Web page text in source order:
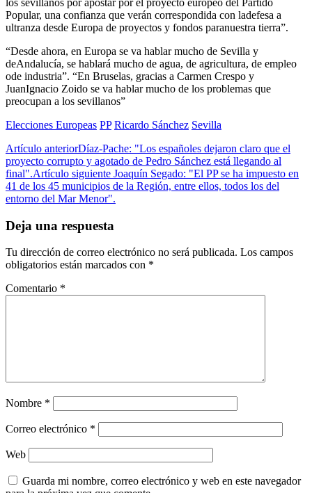
Popular, una confianza que verán correspondida con ladefesa a
ultranza desde Europa de proyectos y fondos paranuestra tierra”.
“Desde ahora, en Europa se va hablar mucho de Sevilla y
deAndalucía, se hablará mucho de agua, de agricultura, de empleo
ode industria”. “En Bruselas, gracias a Carmen Crespo y
JuanIgnacio Zoido se va hablar mucho de los problemas que
preocupan a los sevillanos”
Elecciones Europeas PP Ricardo Sánchez Sevilla
Artículo anteriorDíaz-Pache: "Los españoles dejaron claro que el
proyecto corrupto y agotado de Pedro Sánchez está llegando al
final".Artículo siguiente Joaquín Segado: "El PP se ha impuesto en
41 de los 45 municipios de la Región, entre ellos, todos los del
entorno del Mar Menor".
Deja una respuesta
Tu dirección de correo electrónico no será publicada. Los campos
obligatorios están marcados con *
Comentario *
Nombre *
Correo electrónico *
Web
Guarda mi nombre, correo electrónico y web en este navegador